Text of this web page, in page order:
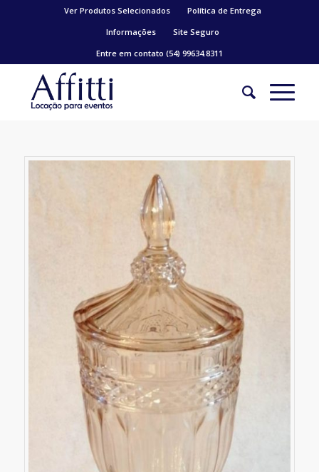
Ver Produtos Selecionados
Política de Entrega
Informações
Site Seguro
Entre em contato (54) 99634.8311